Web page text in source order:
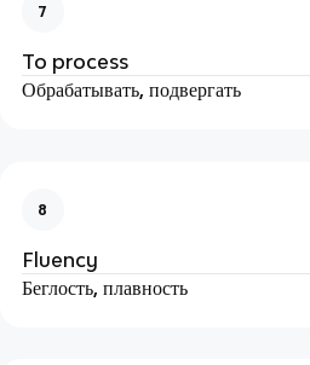
7
To process
Обрабатывать, подвергать
8
Fluency
Беглость, плавность